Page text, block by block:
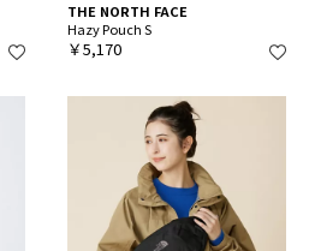
THE NORTH FACE
Hazy Pouch S
￥5,170